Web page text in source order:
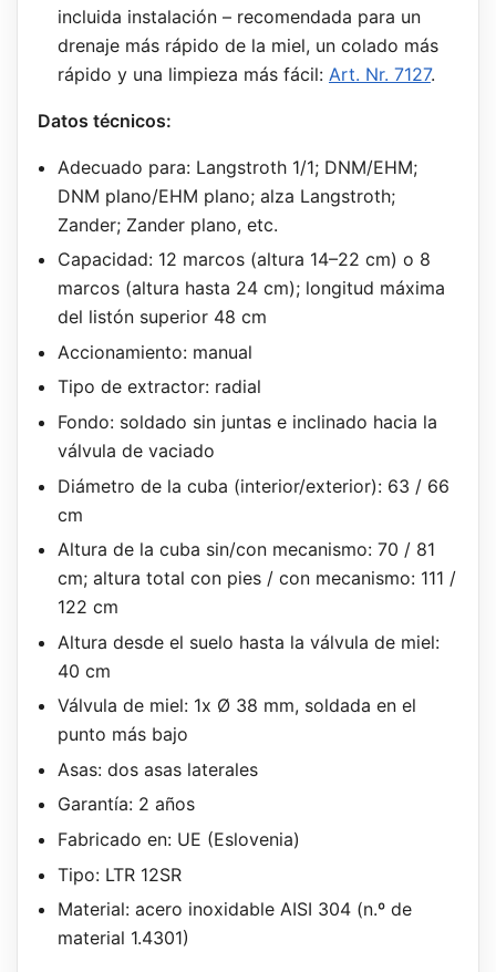
incluida instalación – recomendada para un
drenaje más rápido de la miel, un colado más
rápido y una limpieza más fácil: Art. Nr. 7127.
Datos técnicos:
Adecuado para: Langstroth 1/1; DNM/EHM;
DNM plano/EHM plano; alza Langstroth;
Zander; Zander plano, etc.
Capacidad: 12 marcos (altura 14–22 cm) o 8
marcos (altura hasta 24 cm); longitud máxima
del listón superior 48 cm
Accionamiento: manual
Tipo de extractor: radial
Fondo: soldado sin juntas e inclinado hacia la
válvula de vaciado
Diámetro de la cuba (interior/exterior): 63 / 66
cm
Altura de la cuba sin/con mecanismo: 70 / 81
cm; altura total con pies / con mecanismo: 111 /
122 cm
Altura desde el suelo hasta la válvula de miel:
40 cm
Válvula de miel: 1x Ø 38 mm, soldada en el
punto más bajo
Asas: dos asas laterales
Garantía: 2 años
Fabricado en: UE (Eslovenia)
Tipo: LTR 12SR
Material: acero inoxidable AISI 304 (n.º de
material 1.4301)